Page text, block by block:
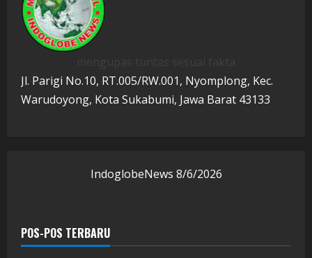
Jl. Parigi No.10, RT.005/RW.001, Nyomplong, Kec.
Warudoyong, Kota Sukabumi, Jawa Barat 43133
IndoglobeNews 8/6/2026
POS-POS TERBARU